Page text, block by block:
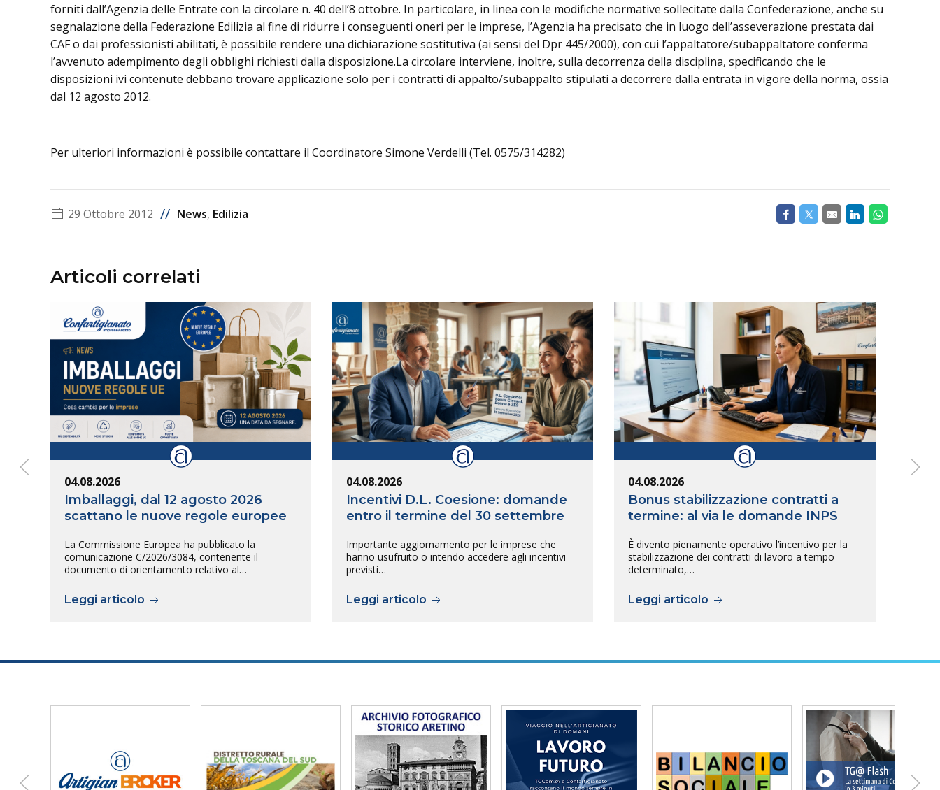
forniti dall’Agenzia delle Entrate con la circolare n. 40 dell’8 ottobre. In particolare, in linea con le modifiche normative sollecitate dalla Confederazione, anche su
segnalazione della Federazione Edilizia al fine di ridurre i conseguenti oneri per le imprese, l’Agenzia ha precisato che in luogo dell’asseverazione prestata dai
CAF o dai professionisti abilitati, è possibile rendere una dichiarazione sostitutiva (ai sensi del Dpr 445/2000), con cui l’appaltatore/subappaltatore conferma
l’avvenuto adempimento degli obblighi richiesti dalla disposizione.La circolare interviene, inoltre, sulla decorrenza della disciplina, specificando che le
disposizioni ivi contenute debbano trovare applicazione solo per i contratti di appalto/subappalto stipulati a decorrere dalla entrata in vigore della norma, ossia
dal 12 agosto 2012.
Per ulteriori informazioni è possibile contattare il Coordinatore Simone Verdelli (Tel. 0575/314282)
29 Ottobre 2012 // News, Edilizia
Articoli correlati
04.08.2026
Imballaggi, dal 12 agosto 2026
scattano le nuove regole europee
La Commissione Europea ha pubblicato la
comunicazione C/2026/3084, contenente il
documento di orientamento relativo al…
Leggi articolo
04.08.2026
Incentivi D.L. Coesione: domande
entro il termine del 30 settembre
Importante aggiornamento per le imprese che
hanno usufruito o intendo accedere agli incentivi
previsti…
Leggi articolo
04.08.2026
Bonus stabilizzazione contratti a
termine: al via le domande INPS
È divento pienamente operativo l’incentivo per la
stabilizzazione dei contratti di lavoro a tempo
determinato,…
Leggi articolo